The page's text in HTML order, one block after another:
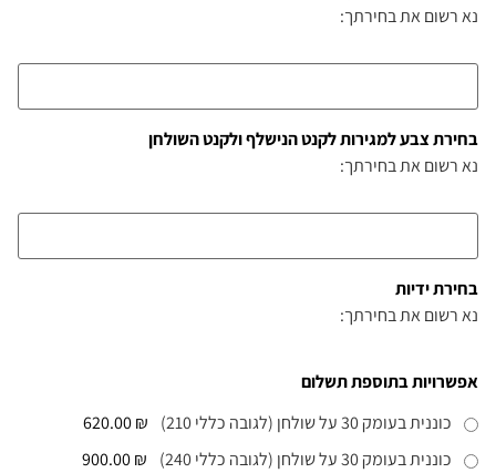
נא רשום את בחירתך:
בחירת צבע למגירות לקנט הנישלף ולקנט השולחן
נא רשום את בחירתך:
בחירת ידיות
נא רשום את בחירתך:
אפשרויות בתוספת תשלום
כוננית בעומק 30 על שולחן (לגובה כללי 210)
₪ 620.00
כוננית בעומק 30 על שולחן (לגובה כללי 240)
₪ 900.00